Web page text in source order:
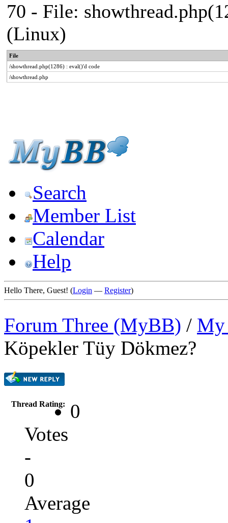
70 - File:
(Linux)
File
/showthread.php(1286) : eval()'d code
/showthread.php
Search
Member List
Calendar
Help
Hello There, Guest! (Login — Register)
Forum Three (MyBB) / My
Köpekler Tüy Dökmez?
Thread Rating:
0
Votes
-
0
Average